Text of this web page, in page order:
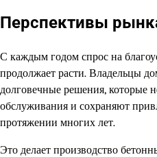
Перспективы
С каждым годом спрос на
продолжает расти. Владельцы
долговечные решения, которые
обслуживания и сохраняют
протяжении многих лет.
Это делает производство